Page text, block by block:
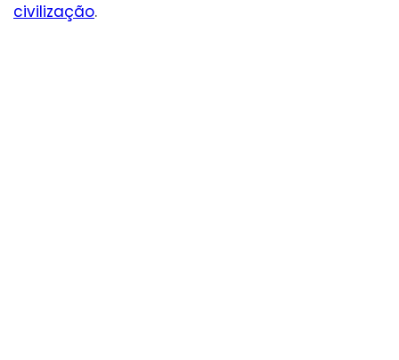
civilização.